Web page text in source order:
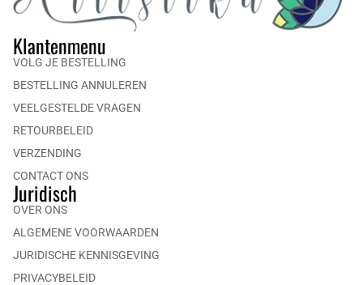
Klantenmenu
VOLG JE BESTELLING
BESTELLING ANNULEREN
VEELGESTELDE VRAGEN
RETOURBELEID
VERZENDING
CONTACT ONS
Juridisch
OVER ONS
ALGEMENE VOORWAARDEN
JURIDISCHE KENNISGEVING
PRIVACYBELEID